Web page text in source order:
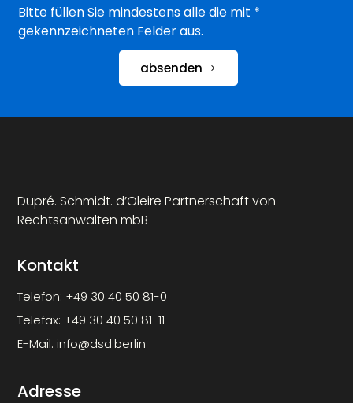
Bitte füllen Sie mindestens alle die mit *
gekennzeichneten Felder aus.
absenden
Dupré. Schmidt. d’Oleire Partnerschaft von
Rechtsanwälten mbB
Kontakt
Telefon: +49 30 40 50 81-0
Telefax: +49 30 40 50 81-11
E-Mail:info@dsd.berlin
Adresse